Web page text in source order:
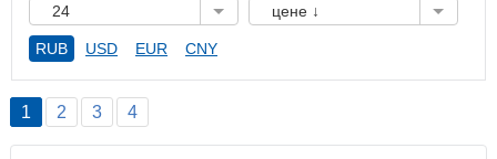
24
цене ↓
RUB USD EUR CNY
1 2 3 4